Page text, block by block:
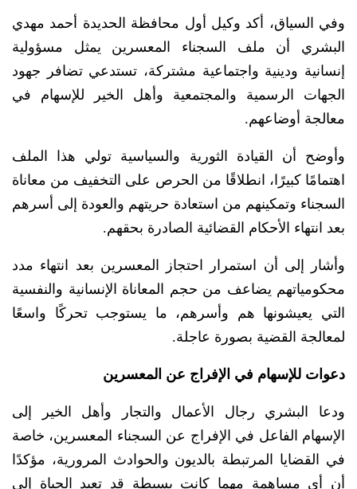
وفي السياق، أكد وكيل أول محافظة الحديدة أحمد مهدي
البشري أن ملف السجناء المعسرين يمثل مسؤولية
إنسانية ودينية واجتماعية مشتركة، تستدعي تضافر جهود
الجهات الرسمية والمجتمعية وأهل الخير للإسهام في
معالجة أوضاعهم.
وأوضح أن القيادة الثورية والسياسية تولي هذا الملف
اهتمامًا كبيرًا، انطلاقًا من الحرص على التخفيف من معاناة
السجناء وتمكينهم من استعادة حريتهم والعودة إلى أسرهم
بعد انتهاء الأحكام القضائية الصادرة بحقهم.
وأشار إلى أن استمرار احتجاز المعسرين بعد انتهاء مدد
محكومياتهم يضاعف من حجم المعاناة الإنسانية والنفسية
التي يعيشونها هم وأسرهم، ما يستوجب تحركًا واسعًا
لمعالجة القضية بصورة عاجلة.
دعوات للإسهام في الإفراج عن المعسرين
ودعا البشري رجال الأعمال والتجار وأهل الخير إلى
الإسهام الفاعل في الإفراج عن السجناء المعسرين، خاصة
في القضايا المرتبطة بالديون والحوادث المرورية، مؤكدًا
أن أي مساهمة مهما كانت بسيطة قد تعيد الحياة إلى